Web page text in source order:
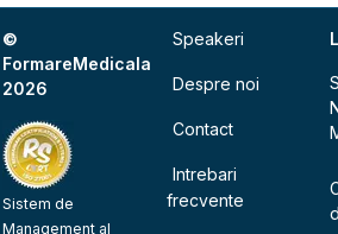
©
FormareMedicala
2026
Sistem de
Management al
Speakeri
Despre noi
Contact
Intrebari
frecvente